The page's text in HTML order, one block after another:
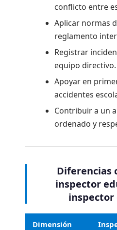
conflicto entre
Aplicar normas
reglamento
Registrar
equipo directivo.
Apoyar en
accidentes
Contribuir a un
ordenado y
Diferencias
inspector
Dimensión